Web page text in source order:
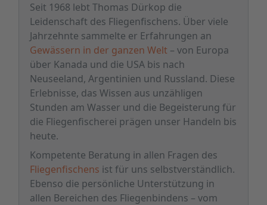
Seit 1968 lebt Thomas Dürkop die
Leidenschaft des Fliegenfischens. Über viele
Jahrzehnte sammelte er Erfahrungen an
Gewässern in der ganzen Welt – von Europa
über Kanada und die USA bis nach
Neuseeland, Argentinien und Russland. Diese
Erlebnisse, das Wissen aus unzähligen
Stunden am Wasser und die Begeisterung für
die Fliegenfischerei prägen unser Handeln bis
heute.
Kompetente Beratung in allen Fragen des
Fliegenfischens ist für uns selbstverständlich.
Ebenso die persönliche Unterstützung in
allen Bereichen des Fliegenbindens – vom